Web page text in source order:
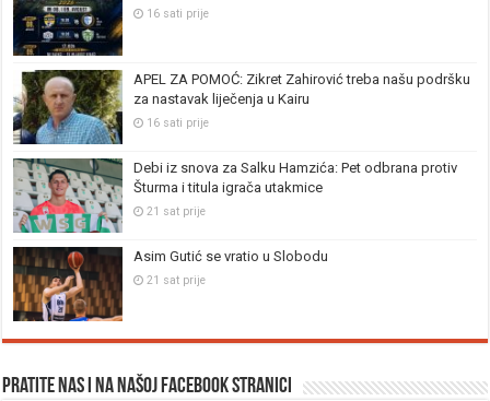
16 sati prije
APEL ZA POMOĆ: Zikret Zahirović treba našu podršku
za nastavak liječenja u Kairu
16 sati prije
Debi iz snova za Salku Hamzića: Pet odbrana protiv
Šturma i titula igrača utakmice
21 sat prije
Asim Gutić se vratio u Slobodu
21 sat prije
Pratite nas i na našoj facebook stranici